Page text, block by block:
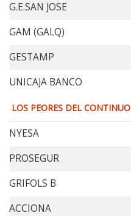
G.E.SAN JOSE
GAM (GALQ)
GESTAMP
UNICAJA BANCO
LOS PEORES DEL CONTINUO
NYESA
PROSEGUR
GRIFOLS B
ACCIONA